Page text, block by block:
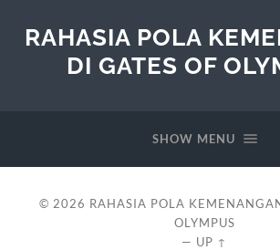
RAHASIA POLA
DI GATES OF
SHOW MENU
© 2026 RAHASIA POLA
OLYMPUS
— UP ↑